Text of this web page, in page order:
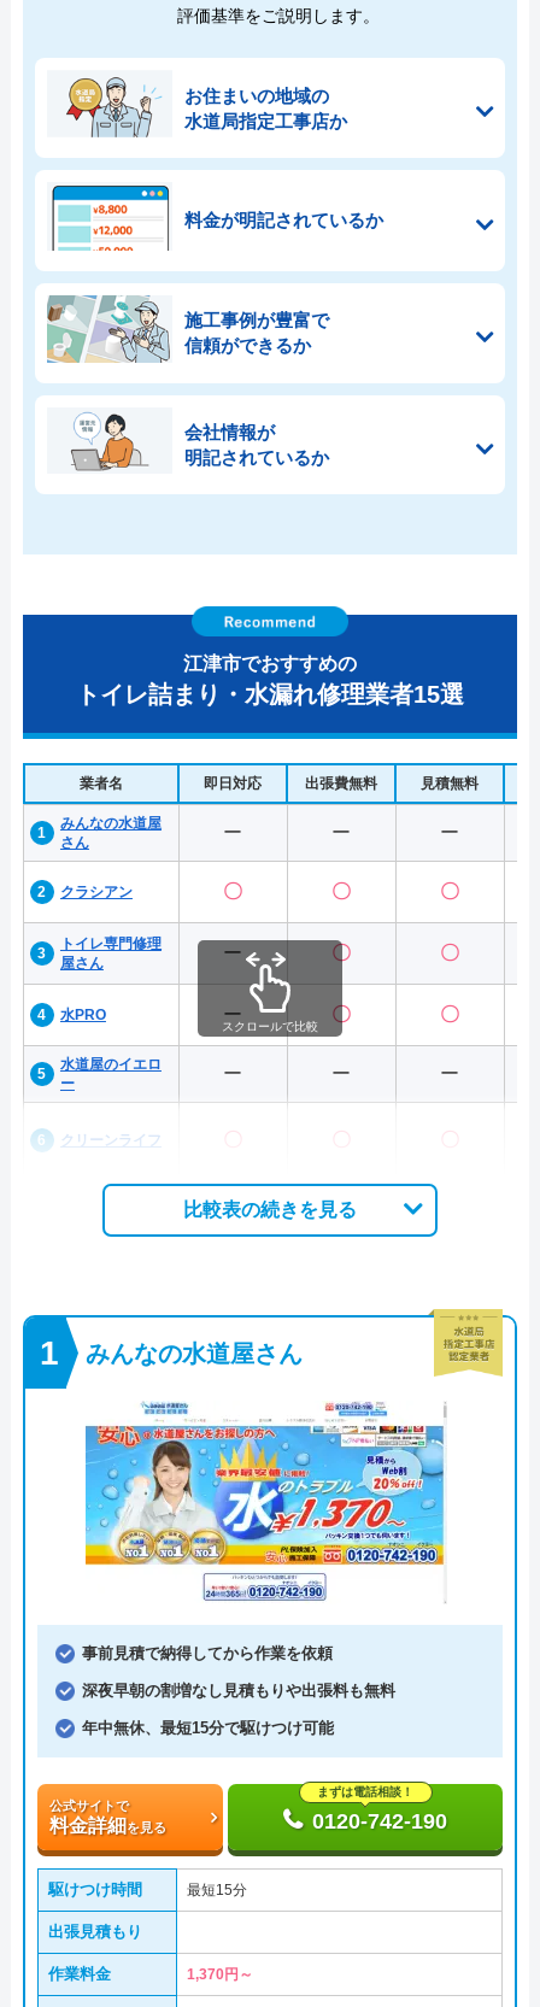
評価基準をご説明します。
お住まいの地域の
水道局指定工事店か
料金が明記されているか
施工事例が豊富で
信頼ができるか
会社情報が
明記されているか
江津市でおすすめの
トイレ詰まり・水漏れ修理業者15選
業者名 即日対応 出張費無料 見積無料
みんなの水道屋
さん
ー ー ー
クラシアン 〇 〇 〇
トイレ専門修理
屋さん
ー 〇 〇
水PRO ー 〇 〇
水道屋のイエロ
ー
ー ー ー
クリーンライフ 〇 〇 〇
スクロールで比較
比較表の続きを見る
みんなの水道屋さん
事前見積で納得してから作業を依頼
深夜早朝の割増なし見積もりや出張料も無料
年中無休、最短15分で駆けつけ可能
公式サイトで
料金詳細を見る
まずは電話相談！
0120-742-190
駆けつけ時間 最短15分
出張見積もり
作業料金 1,370円～